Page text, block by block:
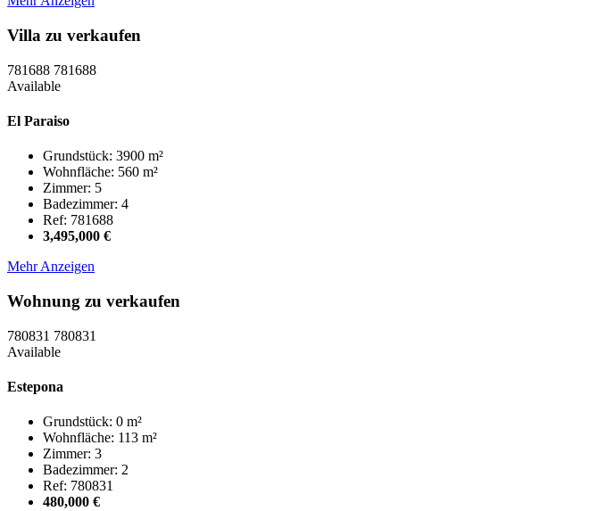
Villa zu verkaufen
781688 781688
Available
El Paraiso
Grundstück: 3900 m²
Wohnfläche: 560 m²
Zimmer: 5
Badezimmer: 4
Ref: 781688
3,495,000 €
Mehr Anzeigen
Wohnung zu verkaufen
780831 780831
Available
Estepona
Grundstück: 0 m²
Wohnfläche: 113 m²
Zimmer: 3
Badezimmer: 2
Ref: 780831
480,000 €